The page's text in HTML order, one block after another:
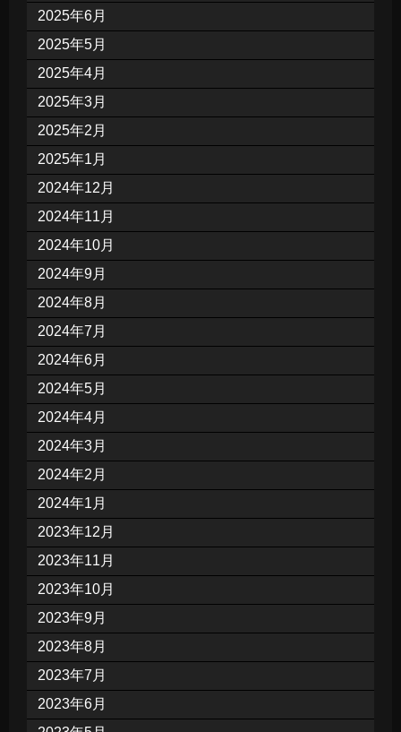
2025年6月
2025年5月
2025年4月
2025年3月
2025年2月
2025年1月
2024年12月
2024年11月
2024年10月
2024年9月
2024年8月
2024年7月
2024年6月
2024年5月
2024年4月
2024年3月
2024年2月
2024年1月
2023年12月
2023年11月
2023年10月
2023年9月
2023年8月
2023年7月
2023年6月